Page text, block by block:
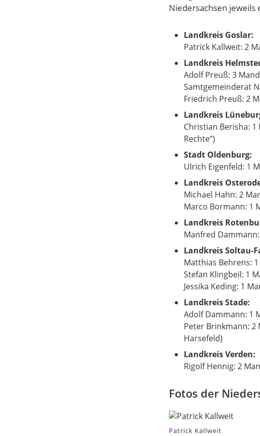
Niedersachsen jeweils
Landkreis Goslar:
Patrick Kallweit: 2
Landkreis
Adolf Preuß: 3
Samtgemeinderat
Friedrich Preuß: 2
Landkreis
Christian Berisha:
Rechte“)
Stadt Oldenburg:
Ulrich Eigenfeld: 1
Landkreis
Michael Hahn: 2
Marco Bormann: 1
Landkreis
Manfred
Landkreis Soltau-
Matthias Behrens:
Stefan Klingbeil: 1
Jessika Keding: 1
Landkreis Stade:
Adolf Dammann: 1
Peter Brinkmann:
Harsefeld)
Landkreis Verden:
Rigolf Hennig: 2
Fotos der
Patrick Kallweit